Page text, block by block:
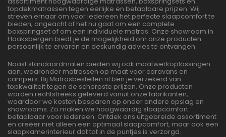
topdekmatrassen tegen eerlijke en betaalbare prijzen. Wij
streven ernaar om voor iedereen het perfecte slaapcomfort te
bieden, ongeacht of het nu gaat om een complete
boxspringset of om een individuele matras. Onze showroom in
Haaksbergen biedt je de mogelijkheid om onze producten
persoonlijk te ervaren en deskundig advies te ontvangen.
Naast standaardmaten bieden wij ook maatwerkoplossingen
aan, waaronder matrassen op maat voor caravans en
campers. Bij Matrasbestellen.nl ben je verzekerd van
topkwaliteit tegen de scherpste prijzen. Onze producten
worden rechtstreeks geleverd vanuit onze fabrikanten,
waardoor we kosten besparen op onder andere opslag en
showrooms. Zo maken we hoogwaardig slaapcomfort
betaalbaar voor iedereen. Ontdek ons uitgebreide assortiment
en creëer niet alleen een optimaal slaapcomfort, maar ook een
slaapkamerinterieur dat tot in de puntjes is verzorgd.